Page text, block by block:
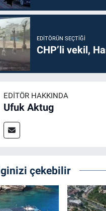
EDITÖRÜN SEÇTIĞI
CHP’li vekil,
EDITÖR HAKKINDA
Ufuk Aktug
çekebilir